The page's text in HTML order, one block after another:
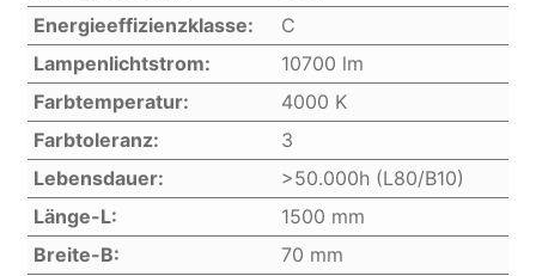
Energieeffizienzklasse:
C
Lampenlichtstrom:
10700 lm
Farbtemperatur:
4000 K
Farbtoleranz:
3
Lebensdauer:
>50.000h (L80/B10)
Länge-L:
1500 mm
Breite-B:
70 mm